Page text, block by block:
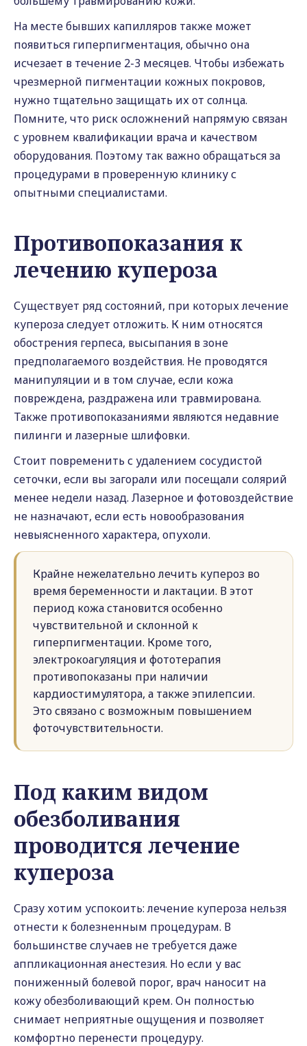
На месте бывших капилляров также может
появиться гиперпигментация, обычно она
исчезает в течение 2-3 месяцев. Чтобы избежать
чрезмерной пигментации кожных покровов,
нужно тщательно защищать их от солнца.
Помните, что риск осложнений напрямую связан
с уровнем квалификации врача и качеством
оборудования. Поэтому так важно обращаться за
процедурами в проверенную клинику с
опытными специалистами.
Противопоказания к
лечению купероза
Существует ряд состояний, при которых лечение
купероза следует отложить. К ним относятся
обострения герпеса, высыпания в зоне
предполагаемого воздействия. Не проводятся
манипуляции и в том случае, если кожа
повреждена, раздражена или травмирована.
Также противопоказаниями являются недавние
пилинги и лазерные шлифовки.
Стоит повременить с удалением сосудистой
сеточки, если вы загорали или посещали солярий
менее недели назад. Лазерное и фотовоздействие
не назначают, если есть новообразования
невыясненного характера, опухоли.
Крайне нежелательно лечить купероз во
время беременности и лактации. В этот
период кожа становится особенно
чувствительной и склонной к
гиперпигментации. Кроме того,
электрокоагуляция и фототерапия
противопоказаны при наличии
кардиостимулятора, а также эпилепсии.
Это связано с возможным повышением
фоточувствительности.
Под каким видом
обезболивания
проводится лечение
купероза
Сразу хотим успокоить: лечение купероза нельзя
отнести к болезненным процедурам. В
большинстве случаев не требуется даже
аппликационная анестезия. Но если у вас
пониженный болевой порог, врач наносит на
кожу обезболивающий крем. Он полностью
снимает неприятные ощущения и позволяет
комфортно перенести процедуру.